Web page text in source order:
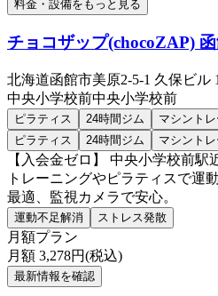
料金・設備をもっと見る
チョコザップ(chocoZAP)
北海道函館市美原2-5-1 久保ビル
中央小学校前中央小学校前
ピラティス 24時間ジム マシント
ピラティス
24時間ジム マシント
【入会金ゼロ】 中央小学校前駅
トレーニングやピラティスで運
最適、監視カメラで安心。
運動不足解消 ストレス発散
月額プラン
月額 3,278円(税込)
最新情報を確認